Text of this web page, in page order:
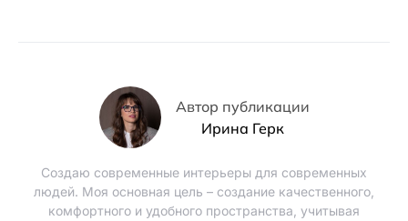
Автор публикации
Ирина Герк
Создаю современные интерьеры для современных
людей. Моя основная цель – создание качественного,
комфортного и удобного пространства, учитывая